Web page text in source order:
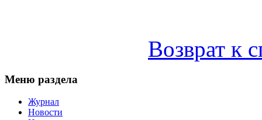
Возврат к
Меню раздела
Журнал
Новости